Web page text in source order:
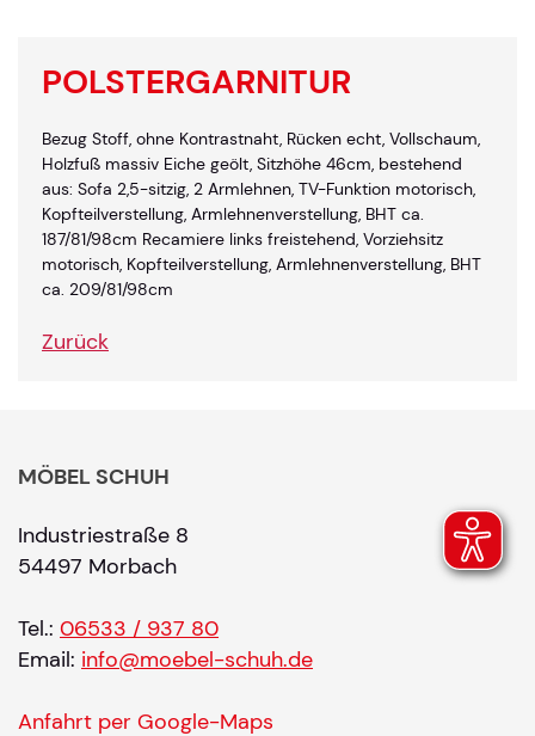
POLSTERGARNITUR
Bezug Stoff, ohne Kontrastnaht, Rücken echt, Vollschaum,
Holzfuß massiv Eiche geölt, Sitzhöhe 46cm, bestehend
aus: Sofa 2,5-sitzig, 2 Armlehnen, TV-Funktion motorisch,
Kopfteilverstellung, Armlehnenverstellung, BHT ca.
187/81/98cm Recamiere links freistehend, Vorziehsitz
motorisch, Kopfteilverstellung, Armlehnenverstellung, BHT
ca. 209/81/98cm
Zurück
MÖBEL SCHUH
Industriestraße 8
54497 Morbach
Tel.: 06533 / 937 80
Email: info@moebel-schuh.de
Anfahrt per Google-Maps